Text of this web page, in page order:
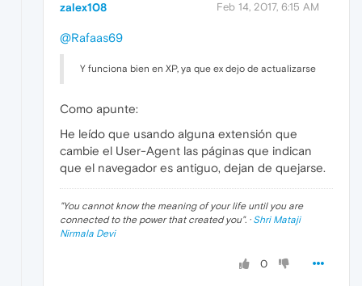
zalex108 Feb 14, 2017, 6:15 AM
@Rafaas69
Y funciona bien en XP, ya que ex dejo de actualizarse
Como apunte:
He leído que usando alguna extensión que
cambie el User-Agent las páginas que indican
que el navegador es antiguo, dejan de quejarse.
"You cannot know the meaning of your life until you are
connected to the power that created you". · Shri Mataji
Nirmala Devi
0